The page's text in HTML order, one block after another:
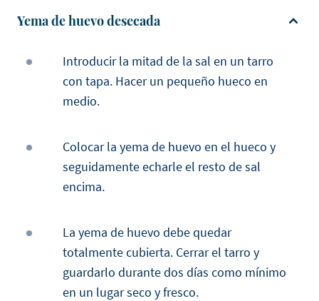
Yema de huevo desecada
Introducir la mitad de la sal en un tarro
con tapa. Hacer un pequeño hueco en
medio.
Colocar la yema de huevo en el hueco y
seguidamente echarle el resto de sal
encima.
La yema de huevo debe quedar
totalmente cubierta. Cerrar el tarro y
guardarlo durante dos días como mínimo
en un lugar seco y fresco.